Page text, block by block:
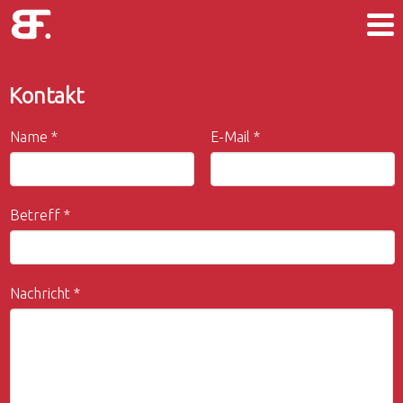
Kontakt
Name * E-Mail *
Betreff *
Nachricht *